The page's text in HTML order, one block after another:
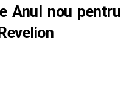
Anul nou pentru